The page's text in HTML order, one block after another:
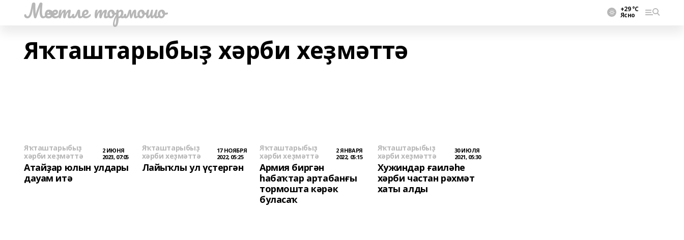
Мәсетле тормошо +29 °С
Ясно
Яҡташтарыбыҙ хәрби хеҙмәттә
Яҡташтарыбыҙ
хәрби хеҙмәттә
2 ИЮНЯ
2023, 07:05
Атайҙар юлын улдары
дауам итә
Яҡташтарыбыҙ
хәрби хеҙмәттә
17 НОЯБРЯ
2022, 05:25
Лайыҡлы ул үҫтергән
Яҡташтарыбыҙ
хәрби хеҙмәттә
2 ЯНВАРЯ
2022, 05:15
Армия биргән
һабаҡтар артабанғы
тормошта кәрәк
буласаҡ
Яҡташтарыбыҙ
хәрби хеҙмәттә
30 ИЮЛЯ
2021, 05:30
Хужиндар ғаиләһе
хәрби частан рәхмәт
хаты алды